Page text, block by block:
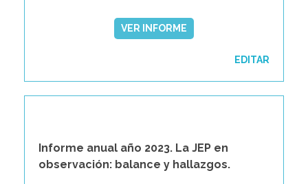
VER INFORME
EDITAR
Informe anual año 2023. La JEP en
observación: balance y hallazgos.